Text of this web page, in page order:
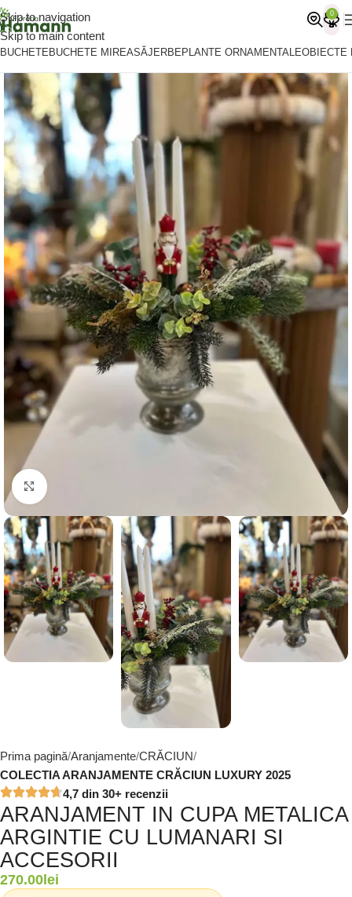
Skip to navigation
Skip to main content
0
BUCHETE BUCHETE MIREASĂJERBE PLANTE ORNAMENTALEOBIECTE
Click to enlarge
Prima pagină Aranjamente CRĂCIUN
COLECTIA ARANJAMENTE CRĂCIUN LUXURY 2025
4,7 din 30+ recenzii
ARANJAMENT IN CUPA METALICA
ARGINTIE CU LUMANARI SI
ACCESORII
270.00 lei